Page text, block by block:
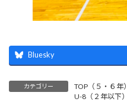
Bluesky
カテゴリー TOP（５・６年）
U-8（２年以下）